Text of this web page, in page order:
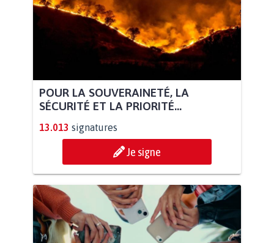
POUR LA SOUVERAINETÉ, LA
SÉCURITÉ ET LA PRIORITÉ...
13.013 signatures
Je signe